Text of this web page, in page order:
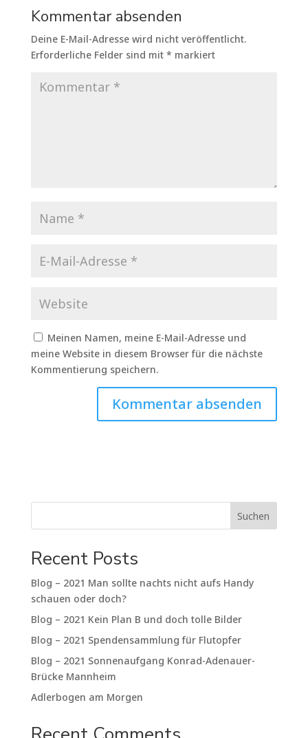
Kommentar absenden
Deine E-Mail-Adresse wird nicht veröffentlicht.
Erforderliche Felder sind mit * markiert
Meinen Namen, meine E-Mail-Adresse und
meine Website in diesem Browser für die nächste
Kommentierung speichern.
Suchen
Recent Posts
Blog – 2021 Man sollte nachts nicht aufs Handy
schauen oder doch?
Blog – 2021 Kein Plan B und doch tolle Bilder
Blog – 2021 Spendensammlung für Flutopfer
Blog – 2021 Sonnenaufgang Konrad-Adenauer-
Brücke Mannheim
Adlerbogen am Morgen